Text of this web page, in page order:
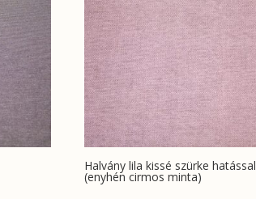
Halvány lila kissé szürke hatással
(enyhén cirmos minta)